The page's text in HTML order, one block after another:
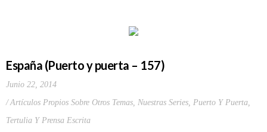
España (Puerto y puerta – 157)
Junio 22, 2014
Artículos Propios Sobre Otros Temas, Nuestras Series, Puerto Y Puerta,
Tertulia Y Prensa Escrita